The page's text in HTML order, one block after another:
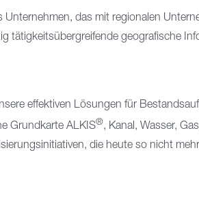
das mit regionalen
tätigkeitsübergreifende geografische
effektiven Lösungen für
Grundkarte ALKIS®, Kanal, Wasser,
die heute so nicht